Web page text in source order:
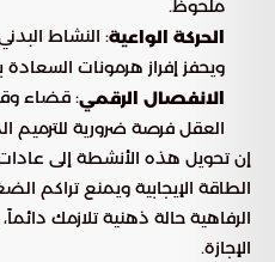
ملحوظ.
الحركة الواعية: النشاط
ويحفز إفراز هرمونات
الانفصال الرقمي: قضاء
العقل فرصة ضرورية للترميم
إن تحويل هذه الأنشطة إلى
الطاقة الإيجابية ويمنع تراكم
الرفاهية حالة ذهنية تلازمك
الإجازة.